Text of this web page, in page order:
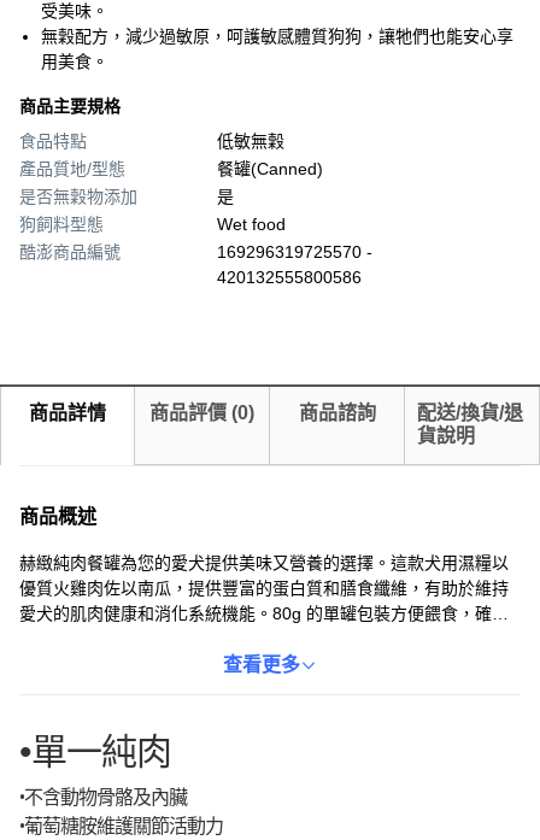
受美味。
無穀配方，減少過敏原，呵護敏感體質狗狗，讓牠們也能安心享
用美食。
商品主要規格
食品特點
低敏無穀
產品質地/型態
餐罐(Canned)
是否無穀物添加
是
狗飼料型態
Wet food
酷澎商品編號
169296319725570 -
420132555800586
商品詳情 商品評價 (0) 商品諮詢
配送/換貨/退
貨說明
商品概述
赫緻純肉餐罐為您的愛犬提供美味又營養的選擇。這款犬用濕糧以
優質火雞肉佐以南瓜，提供豐富的蛋白質和膳食纖維，有助於維持
愛犬的肌肉健康和消化系統機能。80g 的單罐包裝方便餵食，確保
的愛犬享受美味的同時，也能照顧到牠們的健康。赫緻純肉餐罐不
查看更多
•單一純肉
•不含動物骨骼及內臟
•葡萄糖胺維護關節活動力